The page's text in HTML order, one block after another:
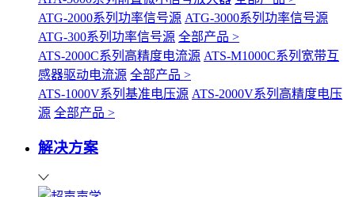
ATG-2000系列功率信号源 ATG-3000系列功率信号源
ATG-300系列功率信号源 全部产品 >
ATS-2000C系列高精度电流源 ATS-M1000C系列宽带互
感器驱动电流源 全部产品 >
ATS-1000V系列基准电压源 ATS-2000V系列高精度电压
源 全部产品 >
解决方案